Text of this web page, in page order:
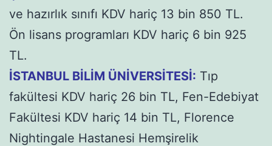
ve hazırlık sınıfı KDV hariç 13 bin 850 TL.
Ön lisans programları KDV hariç 6 bin 925
TL.
İSTANBUL BİLİM ÜNİVERSİTESİ: Tıp
fakültesi KDV hariç 26 bin TL, Fen-Edebiyat
Fakültesi KDV hariç 14 bin TL, Florence
Nightingale Hastanesi Hemşirelik